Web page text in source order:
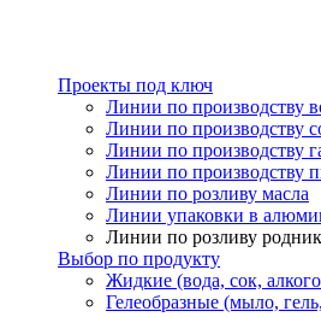
Проекты под ключ
Линии по производству
Линии по производству
Линии по производству
Линии по производству
Линии по розливу масла
Линии упаковки в
Линии по розливу
Выбор по продукту
Жидкие (вода, сок,
Гелеобразные (мыло,